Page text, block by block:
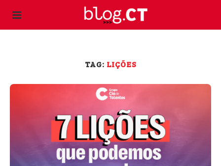
TAG: LIÇÕES